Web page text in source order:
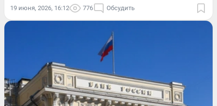
19 июня, 2026, 16:12 776 Обсудить